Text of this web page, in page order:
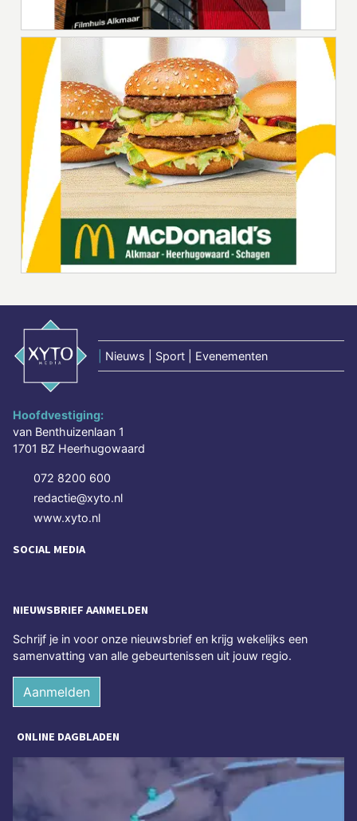
Nieuws | Sport | Evenementen
Hoofdvestiging:
van Benthuizenlaan 1
1701 BZ Heerhugowaard
072 8200 600
redactie@xyto.nl
www.xyto.nl
SOCIAL MEDIA
NIEUWSBRIEF AANMELDEN
Schrijf je in voor onze nieuwsbrief en krijg wekelijks een
samenvatting van alle gebeurtenissen uit jouw regio.
Aanmelden
ONLINE DAGBLADEN